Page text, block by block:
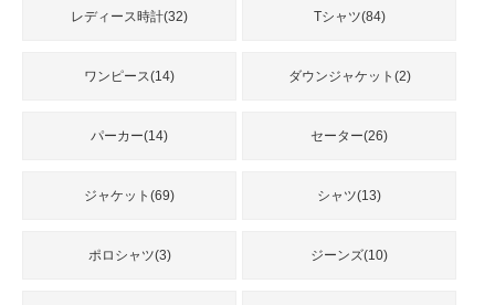
レディース時計(32) Tシャツ(84)
ワンピース(14) ダウンジャケット(2)
パーカー(14) セーター(26)
ジャケット(69) シャツ(13)
ポロシャツ(3) ジーンズ(10)